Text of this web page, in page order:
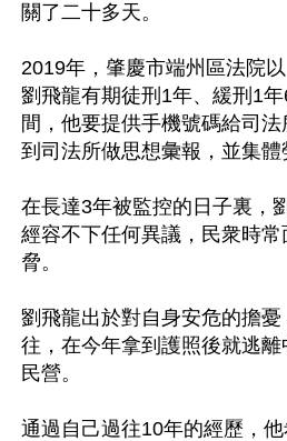
關了二十多天。
2019年，肇慶市端州區法院
劉飛龍有期徒刑1年、緩刑1
間，他要提供手機號碼給司法
到司法所做思想彙報，並集體
在長達3年被監控的日子裏，
經容不下任何異議，民衆時
脅。
劉飛龍出於對自身安危的擔
往，在今年拿到護照後就逃
民營。
通過自己過往10年的經歷，